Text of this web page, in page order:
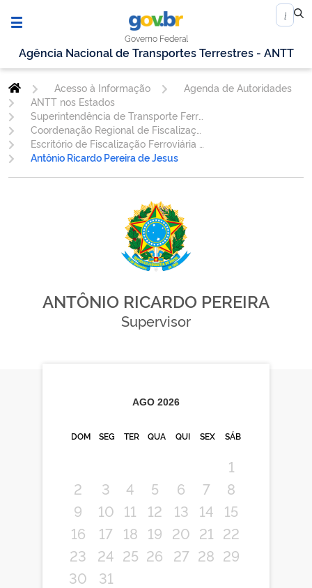
Governo Federal
Agência Nacional de Transportes Terrestres - ANTT
Acesso à Informação
Agenda de Autoridades
ANTT nos Estados
Superintendência de Transporte Ferroviário.
Antônio Ricardo Pereira de Jesus
ANTÔNIO RICARDO PEREIRA
Supervisor
AGO 2026
DOM SEG TER QUA QUI SEX SÁB
1
2
3 4 5 6 7
8
9
10 11 12 13 14
15
16
17 18 19 20 21
22
23
24 25 26 27 28 29
30
31